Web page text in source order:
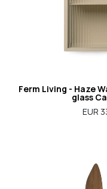
Ferm Living - Haze
glass
EUR